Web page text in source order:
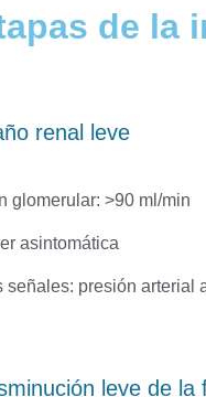
de la
renal leve
glomerular: >90 ml/min
asintomática
señales: presión arterial
leve de la